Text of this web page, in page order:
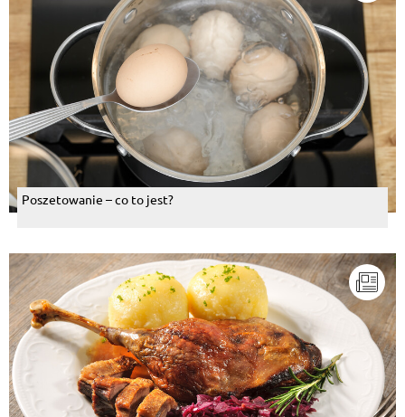
Poszetowanie – co to jest?